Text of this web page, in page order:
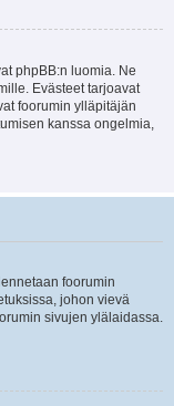
phpBB:n luomia. Ne
Evästeet tarjoavat
foorumin ylläpitäjän
kanssa ongelmia,
foorumin
johon vievä
sivujen ylälaidassa.